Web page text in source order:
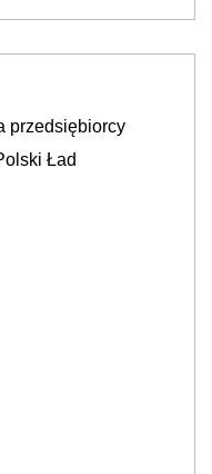
przedsiębiorcy
Ład